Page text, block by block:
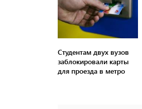
Студентам двух вузов
заблокировали карты
для проезда в метро